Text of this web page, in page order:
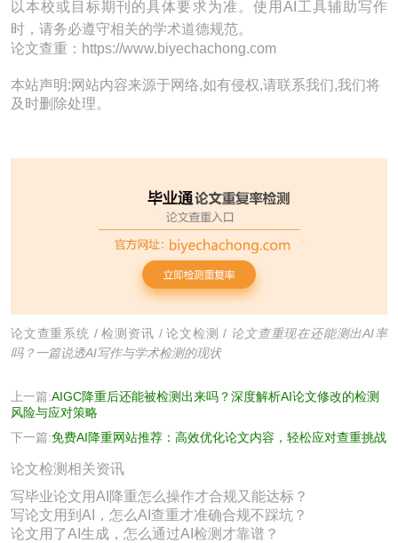
以本校或目标期刊的具体要求为准。使用AI工具辅助写作
时，请务必遵守相关的学术道德规范。
论文查重：https://www.biyechachong.com
本站声明:网站内容来源于网络,如有侵权,请联系我们,我们将
及时删除处理。
论文查重系统 /检测资讯 /论文检测 / 论文查重现在还能测出AI率
吗？一篇说透AI写作与学术检测的现状
上一篇:AIGC降重后还能被检测出来吗？深度解析AI论文修改的检测
风险与应对策略
下一篇:免费AI降重网站推荐：高效优化论文内容，轻松应对查重挑战
论文检测相关资讯
写毕业论文用AI降重怎么操作才合规又能达标？
写论文用到AI，怎么AI查重才准确合规不踩坑？
论文用了AI生成，怎么通过AI检测才靠谱？